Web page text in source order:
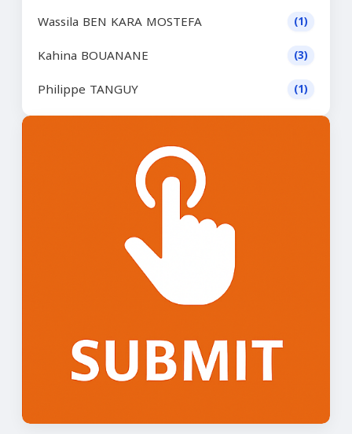
Wassila BEN KARA MOSTEFA (1)
Kahina BOUANANE (3)
Philippe TANGUY (1)